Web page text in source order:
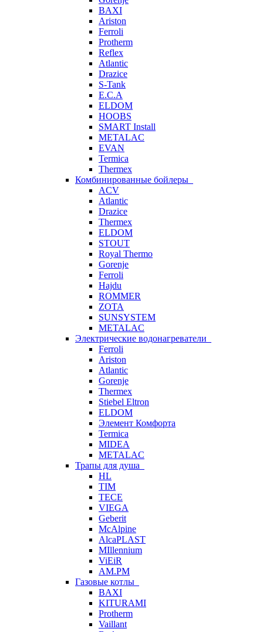
BAXI
Ariston
Ferroli
Protherm
Reflex
Atlantic
Drazice
S-Tank
E.C.A
ELDOM
HOOBS
SMART Install
METALAC
EVAN
Termica
Thermex
Комбинированные бойлеры
ACV
Atlantic
Drazice
Thermex
ELDOM
STOUT
Royal Thermo
Gorenje
Ferroli
Hajdu
ROMMER
ZOTA
SUNSYSTEM
METALAC
Электрические водонагреватели
Ferroli
Ariston
Atlantic
Gorenje
Thermex
Stiebel Eltron
ELDOM
Элемент Комфорта
Termica
MIDEA
METALAC
Трапы для душа
HL
TIM
TECE
VIEGA
Geberit
McAlpine
AlcaPLAST
MIllennium
ViEiR
AM.PM
Газовые котлы
BAXI
KITURAMI
Protherm
Vaillant